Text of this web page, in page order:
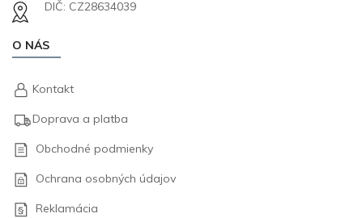
DIČ: CZ28634039
O NÁS
Kontakt
Doprava a platba
Obchodné podmienky
Ochrana osobných údajov
Reklamácia